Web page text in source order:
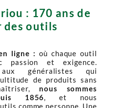
: 170 ans de
des outils
ligne : où chaque outil
passion et exigence.
aux généralistes qui
de produits sans
nous sommes
1856, et nous
comme personne. Une